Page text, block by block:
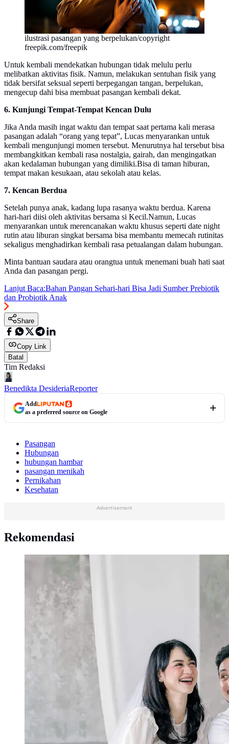
ilustrasi pasangan yang berpelukan/copyright
freepik.com/freepik
Untuk kembali mendekatkan hubungan tidak melulu perlu
melibatkan aktivitas fisik. Namun, melakukan sentuhan fisik yang
tidak bersifat seksual seperti berpegangan tangan, berpelukan,
mengecup dahi bisa membuat pasangan kembali dekat.
6. Kunjungi Tempat-Tempat Kencan Dulu
Jika Anda masih ingat waktu dan tempat saat pertama kali merasa
pasangan adalah “orang yang tepat”, Lucas menyarankan untuk
kembali mengunjungi momen tersebut. Menurutnya hal tersebut bisa
membangkitkan kembali rasa nostalgia, gairah, dan mengingatkan
akan kedalaman hubungan yang dimiliki.Bisa di taman hiburan,
tempat makan kesukaan, atau sekolah atau kelas.
7. Kencan Berdua
Setelah punya anak, kadang lupa rasanya waktu berdua. Karena
hari-hari diisi oleh aktivitas bersama si Kecil.Namun, Lucas
menyarankan untuk merencanakan waktu khusus seperti date night
rutin atau liburan singkat bersama bisa membantu memecah rutinitas
sekaligus menghadirkan kembali rasa petualangan dalam hubungan.
Minta bantuan saudara atau orangtua untuk menemani buah hati saat
Anda dan pasangan pergi.
Lanjut Baca:Bahan Pangan Sehari-hari Bisa Jadi Sumber Prebiotik
dan Probiotik Anak
Share
Copy Link
Batal
Tim Redaksi
Benedikta DesideriaReporter
Add
as a preferred source on Google
Pasangan
Hubungan
hubungan hambar
pasangan menikah
Pernikahan
Kesehatan
Advertisement
Rekomendasi